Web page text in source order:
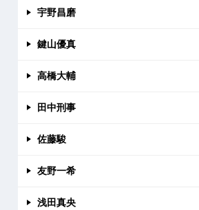
宇野昌磨
鍵山優真
高橋大輔
田中刑事
佐藤駿
友野一希
浅田真央